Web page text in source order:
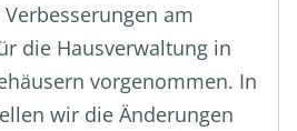
am
die Hausverwaltung in
vorgenommen. In
wir die Änderungen